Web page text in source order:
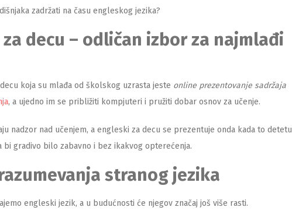
zadržati na času engleskog jezika?
decu – odličan izbor za najmlađi
koja su mlađa od školskog uzrasta jeste online prezentovanje sadržaja
, a ujedno im se približiti kompjuteri i pružiti dobar osnov za učenje.
nadzor nad učenjem, a engleski za decu se prezentuje onda kada to detetu
bi gradivo bilo zabavno i bez ikakvog opterećenja.
stranog jezika
engleski jezik, a u budućnosti će njegov značaj još više rasti.